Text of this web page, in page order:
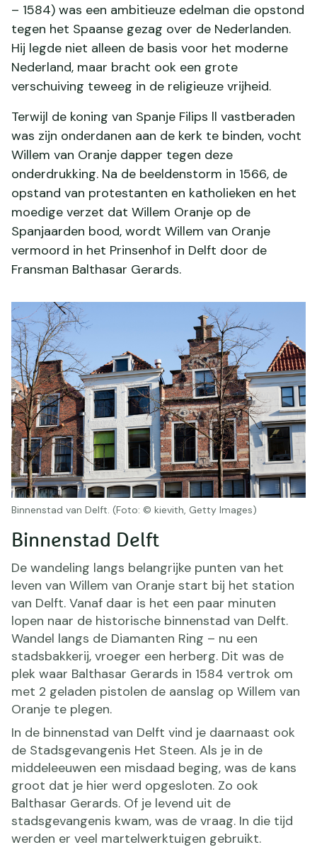
– 1584) was een ambitieuze edelman die opstond
tegen het Spaanse gezag over de Nederlanden.
Hij legde niet alleen de basis voor het moderne
Nederland, maar bracht ook een grote
verschuiving teweeg in de religieuze vrijheid.
Terwijl de koning van Spanje Filips ll vastberaden
was zijn onderdanen aan de kerk te binden, vocht
Willem van Oranje dapper tegen deze
onderdrukking. Na de beeldenstorm in 1566, de
opstand van protestanten en katholieken en het
moedige verzet dat Willem Oranje op de
Spanjaarden bood, wordt Willem van Oranje
vermoord in het Prinsenhof in Delft door de
Fransman Balthasar Gerards.
Binnenstad Delft
De wandeling langs belangrijke punten van het
leven van Willem van Oranje start bij het station
van Delft. Vanaf daar is het een paar minuten
lopen naar de historische binnenstad van Delft.
Wandel langs de Diamanten Ring – nu een
stadsbakkerij, vroeger een herberg. Dit was de
plek waar Balthasar Gerards in 1584 vertrok om
met 2 geladen pistolen de aanslag op Willem van
Oranje te plegen.
In de binnenstad van Delft vind je daarnaast ook
de Stadsgevangenis Het Steen. Als je in de
middeleeuwen een misdaad beging, was de kans
groot dat je hier werd opgesloten. Zo ook
Balthasar Gerards. Of je levend uit de
stadsgevangenis kwam, was de vraag. In die tijd
werden er veel martelwerktuigen gebruikt.
Binnenstad van Delft. (Foto: © kievith, Getty Images)